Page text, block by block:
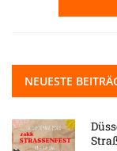
NEUESTE